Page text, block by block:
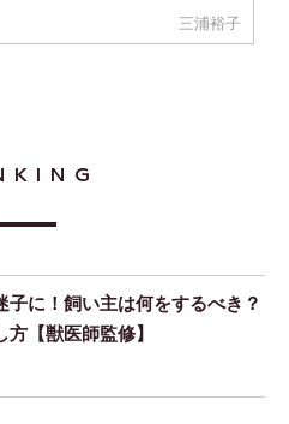
三浦裕子
子に！飼い主は何をするべき？
【獣医師監修】